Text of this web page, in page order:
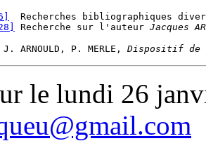
Recherche sur l'auteur Jacques
J. ARNOULD, P. MERLE, Dispositif de
le lundi 26